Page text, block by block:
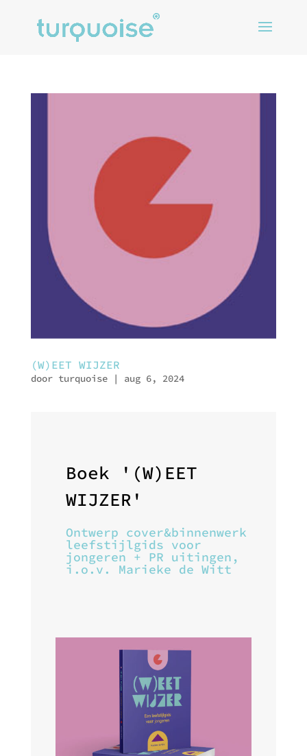
(W)EET WIJZER
door turquoise| aug 6, 2024
Boek '(W)EET
WIJZER'
Ontwerp cover&binnenwerk
leefstijlgids voor
jongeren + PR uitingen,
i.o.v. Marieke de Witt